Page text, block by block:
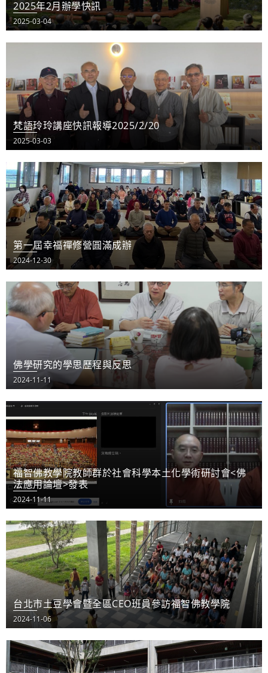
2025年2月辦學快訊
2025-03-04
梵語玲玲講座快訊報導2025/2/20
2025-03-03
第一屆幸福禪修營圓滿成辦
2024-12-30
佛學研究的學思歷程與反思
2024-11-11
福智佛教學院教師群於社會科學本土化學術研討會<佛
法應用論壇>發表
2024-11-11
台北市土豆學會暨全區CEO班員參訪福智佛教學院
2024-11-06